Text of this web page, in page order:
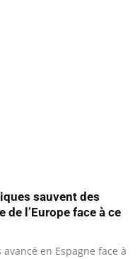
sauvent des
l’Europe face à ce
avancé en Espagne face à